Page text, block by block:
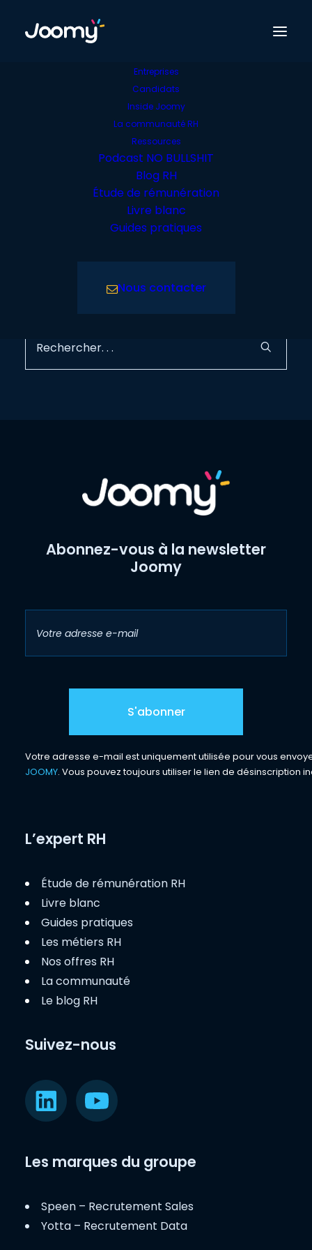
Entreprises
Candidats
Inside Joomy
La communauté RH
Ressources
Podcast NO BULLSHIT
Blog RH
Étude de rémunération
Livre blanc
Guides pratiques
Nous contacter
Nos offres
Retour offres candidats
Rien Trouvé
que vous cherchez. Peut-être qu'une
Abonnez-vous à la newsletter
Joomy
Votre adresse e-mail est uniquement utilisée pour vous
JOOMY. Vous pouvez toujours utiliser le lien de désinscription
L’expert RH
Étude de rémunération RH
Livre blanc
Guides pratiques
Les métiers RH
Nos offres RH
La communauté
Le blog RH
Suivez-nous
Les marques du groupe
Speen – Recrutement Sales
Yotta – Recrutement Data